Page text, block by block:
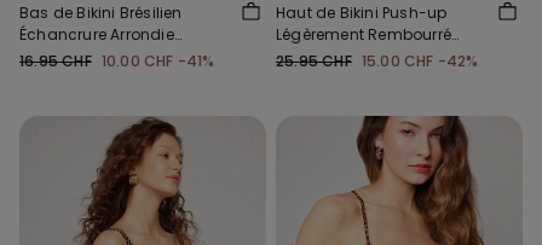
Bas de Bikini Brésilien
Échancrure Arrondie
Savage Sun
16.95 CHF 10.00 CHF -41%
Haut de Bikini Push-up
Légèrement Rembourré
Savage Sun
25.95 CHF 15.00 CHF -42%